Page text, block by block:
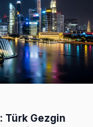
Türk Gezgin